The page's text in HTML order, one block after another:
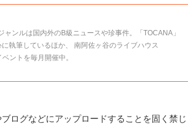
ンルは国内外のB級ニュースや珍事件。「TOCANA」
執筆しているほか、 南阿佐ヶ谷のライブハウス
ントを毎月開催中。
ログなどにアップロードすることを固く禁じ